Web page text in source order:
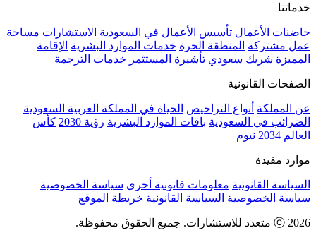
خدماتنا
حاضنات الأعمال تأسيس الأعمال في السعودية الاستشارات مساحة
عمل مشتركة المنطقة الحرة خدمات الموارد البشرية الإقامة
المميزة شريك سعودي تأشيرة المستثمر خدمات الترجمة
الصفحات القانونية
عن المملكة أنواع التراخيص الحياة في المملكة العربية السعودية
الضرائب في السعودية باقات الموارد البشرية رؤية 2030
كأس
العالم 2034
نيوم
موارد مفيدة
السياسة القانونية معلومات قانونية أخرى سياسة الخصوصية
سياسة الخصوصية السياسة القانونية خريطة الموقع
ⓒ 2026 متعدد للاستشارات. جميع الحقوق محفوظة.